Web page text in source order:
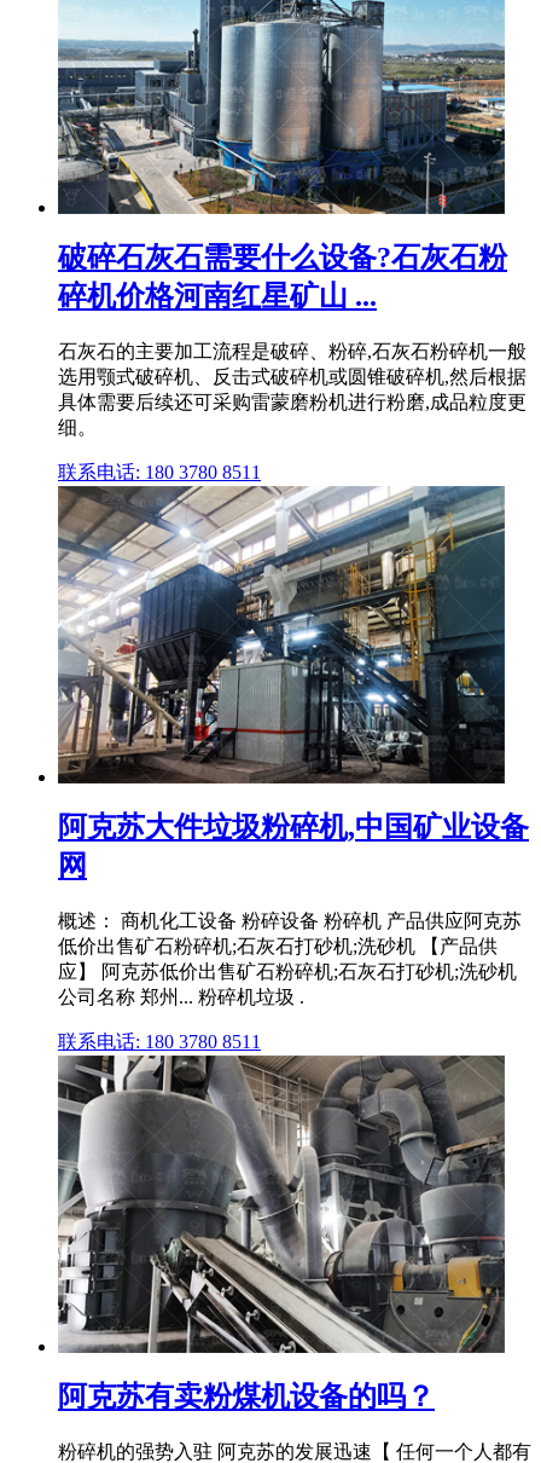
破碎石灰石需要什么设备?石灰石粉
碎机价格河南红星矿山 ...
石灰石的主要加工流程是破碎、粉碎,石灰石粉碎机一般
选用颚式破碎机、反击式破碎机或圆锥破碎机,然后根据
具体需要后续还可采购雷蒙磨粉机进行粉磨,成品粒度更
细。
联系电话: 180 3780 8511
阿克苏大件垃圾粉碎机,中国矿业设备
网
概述： 商机化工设备 粉碎设备 粉碎机 产品供应阿克苏
低价出售矿石粉碎机;石灰石打砂机;洗砂机 【产品供
应】 阿克苏低价出售矿石粉碎机;石灰石打砂机;洗砂机
公司名称 郑州... 粉碎机垃圾 .
联系电话: 180 3780 8511
阿克苏有卖粉煤机设备的吗？
粉碎机的强势入驻 阿克苏的发展迅速【 任何一个人都有